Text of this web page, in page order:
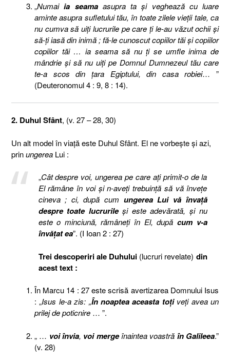
„Numaiia seamaasupra ta şi veghează cu luare
aminte asupra sufletului tău, în toate zilele vieţii tale, ca
nu cumva să uiţi lucrurile pe care ţi le-au văzut ochii şi
să-ţi iasă din inimă ; fă-le cunoscut copiilor tăi şi copiilor
copiilor tăi … ia seama să nu ţi se umfle inima de
mândrie şi să nu uiţi pe Domnul Dumnezeul tău care
te-a scos din ţara Egiptului, din casa robiei… ”
(Deuteronomul 4 : 9, 8 : 14).
2. Duhul Sfânt, (v. 27 – 28, 30)
Un alt model în viaţă este Duhul Sfânt. El ne vorbeşte şi azi,
prinungerea Lui :
„Cât despre voi, ungerea pe care aţi primit-o de la
El rămâne în voi şi n-aveţi trebuinţă să vă înveţe
cineva ; ci, după cum ungerea Lui vă învaţă
despre toate lucrurileşi este adevărată, şi nu
este o minciună, rămâneţi în El, după cum v-a
învăţat ea”. (I Ioan 2 : 27)
Trei descoperiri ale Duhului (lucruri revelate) din
acest text :
În Marcu 14 : 27 este scrisă avertizarea Domnului Isus
: „Isus le-a zis: „În noaptea aceasta toţi veţi avea un
prilej de poticnire … ”.
„ … voi învia, voi mergeînaintea voastră în Galileea.”
(v. 28)